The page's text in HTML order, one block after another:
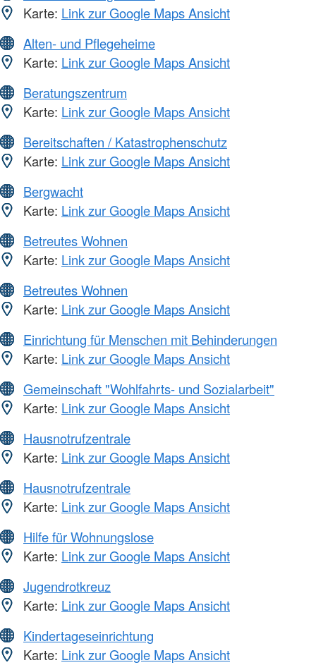
Karte: Link zur Google Maps Ansicht
Alten- und Pflegeheime
Karte: Link zur Google Maps Ansicht
Beratungszentrum
Karte: Link zur Google Maps Ansicht
Bereitschaften / Katastrophenschutz
Karte: Link zur Google Maps Ansicht
Bergwacht
Karte: Link zur Google Maps Ansicht
Betreutes Wohnen
Karte: Link zur Google Maps Ansicht
Betreutes Wohnen
Karte: Link zur Google Maps Ansicht
Einrichtung für Menschen mit Behinderungen
Karte: Link zur Google Maps Ansicht
Gemeinschaft "Wohlfahrts- und Sozialarbeit"
Karte: Link zur Google Maps Ansicht
Hausnotrufzentrale
Karte: Link zur Google Maps Ansicht
Hausnotrufzentrale
Karte: Link zur Google Maps Ansicht
Hilfe für Wohnungslose
Karte: Link zur Google Maps Ansicht
Jugendrotkreuz
Karte: Link zur Google Maps Ansicht
Kindertageseinrichtung
Karte: Link zur Google Maps Ansicht